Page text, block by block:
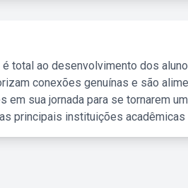
total ao desenvolvimento dos
conexões genuínas e são
sua jornada para se tornarem
principais instituições acadêmicas